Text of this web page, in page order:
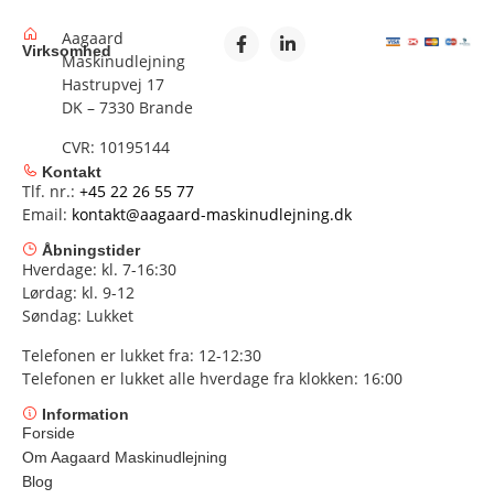
Virksomhed
Aagaard
Maskinudlejning
Hastrupvej 17
DK – 7330 Brande
CVR: 10195144
Kontakt
Tlf. nr.: +45 22 26 55 77
Email: kontakt@aagaard-maskinudlejning.dk
Åbningstider
Hverdage: kl. 7-16:30
Lørdag: kl. 9-12
Søndag: Lukket
Telefonen er lukket fra: 12-12:30
Telefonen er lukket alle hverdage fra klokken: 16:00
Information
Forside
Om Aagaard Maskinudlejning
Blog